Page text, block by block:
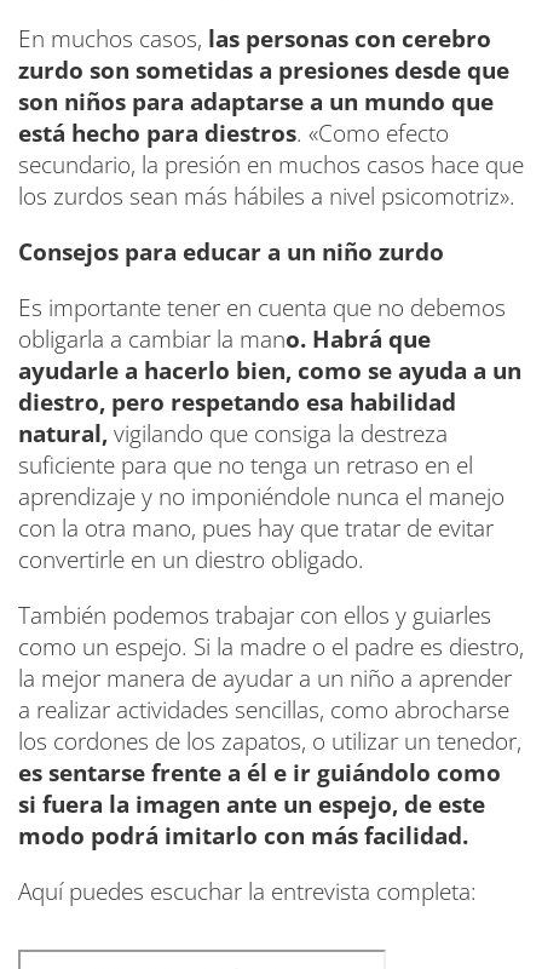
En muchos casos, las personas con cerebro
zurdo son sometidas a presiones desde que
son niños para adaptarse a un mundo que
está hecho para diestros. «Como efecto
secundario, la presión en muchos casos hace que
los zurdos sean más hábiles a nivel psicomotriz».
Consejos para educar a un niño zurdo
Es importante tener en cuenta que no debemos
obligarla a cambiar la mano. Habrá que
ayudarle a hacerlo bien, como se ayuda a un
diestro, pero respetando esa habilidad
natural,vigilando que consiga la destreza
suficiente para que no tenga un retraso en el
aprendizaje y no imponiéndole nunca el manejo
con la otra mano, pues hay que tratar de evitar
convertirle en un diestro obligado.
También podemos trabajar con ellos y guiarles
como un espejo. Si la madre o el padre es diestro,
la mejor manera de ayudar a un niño a aprender
a realizar actividades sencillas, como abrocharse
los cordones de los zapatos, o utilizar un tenedor,
es sentarse frente a él e ir guiándolo como
si fuera la imagen ante un espejo, de este
modo podrá imitarlo con más facilidad.
Aquí puedes escuchar la entrevista completa: